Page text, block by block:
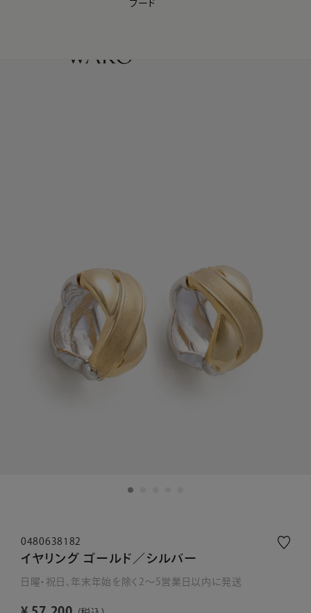
【会員様限定】夏のプレゼントキャンペーン開催中
フード
0480638182
イヤリング ゴールド／シルバー
日曜・祝日、年末年始を除く2～5営業日以内に発送